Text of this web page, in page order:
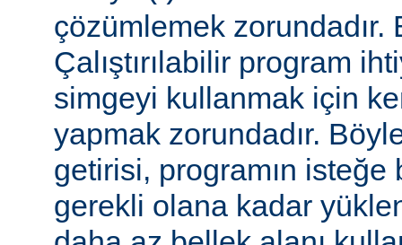
çözümlemek
Çalıştırılabilir program
simgeyi kullanmak için
yapmak zorundadır.
getirisi, programın isteğe
gerekli olana kadar